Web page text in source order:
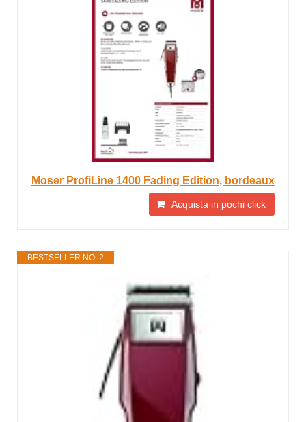
Moser ProfiLine 1400 Fading Edition, bordeaux
Acquista in pochi click
BESTSELLER NO. 2